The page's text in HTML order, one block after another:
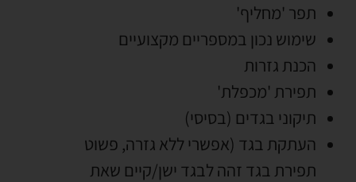
תפר 'מחליף'
שימוש נכון במספריים מקצועיים
הכנת גזרות
תפירת 'מכפלת'
תיקוני בגדים (בסיסי)
העתקת בגד (אפשרי ללא גזרה, פשוט
תפירת בגד זהה לבגד ישן/קיים שאת